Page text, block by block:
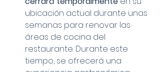
ubicación actual durante unas
semanas para renovar las
áreas de cocina del
restaurante. Durante este
tiempo, se ofrecerá una